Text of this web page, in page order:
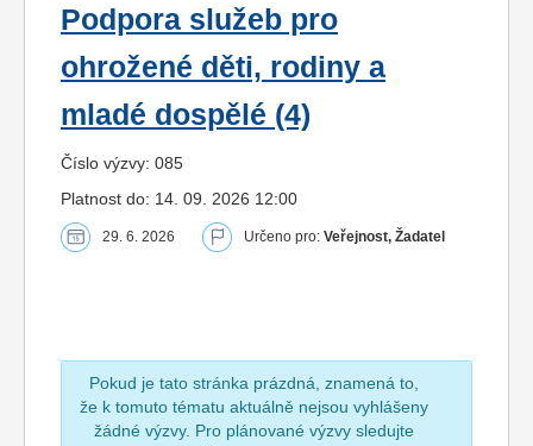
Podpora služeb pro
ohrožené děti, rodiny a
mladé dospělé (4)
Číslo výzvy: 085
Platnost do: 14. 09. 2026 12:00
29. 6. 2026 Určeno pro: Veřejnost, Žadatel
Pokud je tato stránka prázdná, znamená to,
že k tomuto tématu aktuálně nejsou vyhlášeny
žádné výzvy. Pro plánované výzvy sledujte